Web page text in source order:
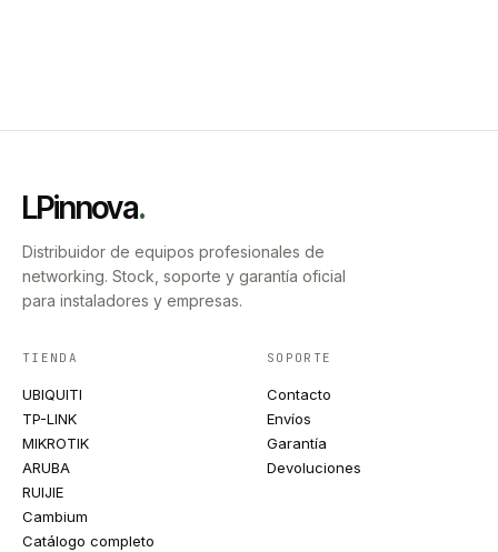
LPinnova.
Distribuidor de equipos profesionales de
networking. Stock, soporte y garantía oficial
para instaladores y empresas.
TIENDA
UBIQUITI
TP-LINK
MIKROTIK
ARUBA
RUIJIE
Cambium
Catálogo completo
SOPORTE
Contacto
Envíos
Garantía
Devoluciones